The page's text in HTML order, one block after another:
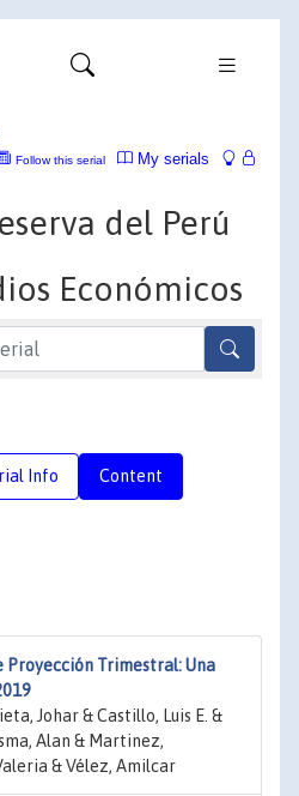
My serials
Follow this serial
del Perú
Económicos
Info Content
Proyección Trimestral: Una
Johar & Castillo, Luis E. &
Alan & Martinez,
& Vélez, Amilcar